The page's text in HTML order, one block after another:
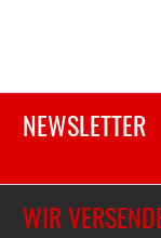
NEWSLETTER
WIR